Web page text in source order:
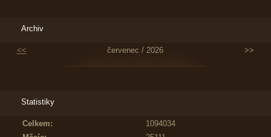
Archiv
<< červenec / 2026 >>
Statistiky
Celkem:
1094034